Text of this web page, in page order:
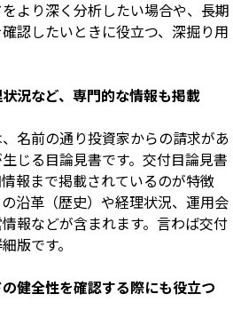
より深く分析したい場合や、長期
認したいときに役立つ、深掘り用
況など、専門的な情報も掲載
名前の通り投資家からの請求があ
じる目論見書です。交付目論見書
報まで掲載されているのが特徴
沿革（歴史）や経理状況、運用会
報などが含まれます。言わば交付
版です。
健全性を確認する際にも役立つ